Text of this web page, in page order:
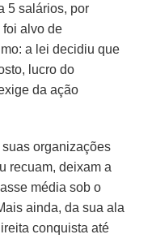
5 salários, por
foi alvo de
a lei decidiu que
lucro do
da ação
organizações
recuam, deixam a
média sob o
ainda, da sua ala
conquista até